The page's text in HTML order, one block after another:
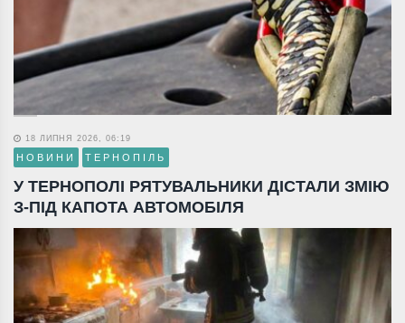
18 ЛИПНЯ 2026, 06:19
НОВИНИ ТЕРНОПІЛЬ
У ТЕРНОПОЛІ РЯТУВАЛЬНИКИ ДІСТАЛИ ЗМІЮ
З-ПІД КАПОТА АВТОМОБІЛЯ